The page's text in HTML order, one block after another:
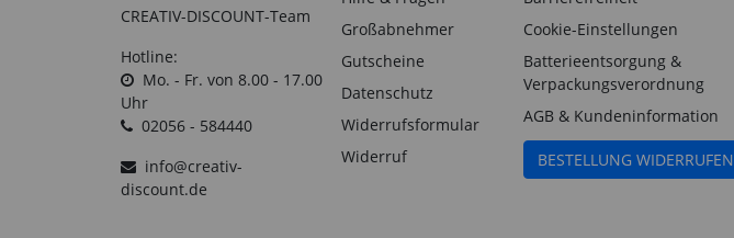
CREATIV-DISCOUNT-Team
Hotline:
Mo. - Fr. von 8.00 - 17.00
Uhr
02056 - 584440
info@creativ-
discount.de
Großabnehmer
Gutscheine
Datenschutz
Widerrufsformular
Widerruf
Cookie-Einstellungen
Batterieentsorgung &
Verpackungsverordnung
AGB & Kundeninformation
BESTELLUNG WIDERRUFEN